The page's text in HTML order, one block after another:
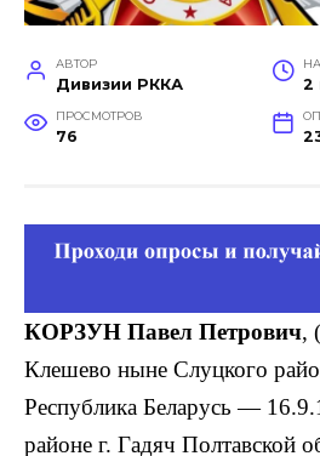
АВТОР
Дивизии РККА 2
ПРОСМОТРОВ
76
КОРЗУН Павел Петрович,
Клешево ныне Слуцкого
Республика Беларусь —
районе г. Гадяч Полтавской